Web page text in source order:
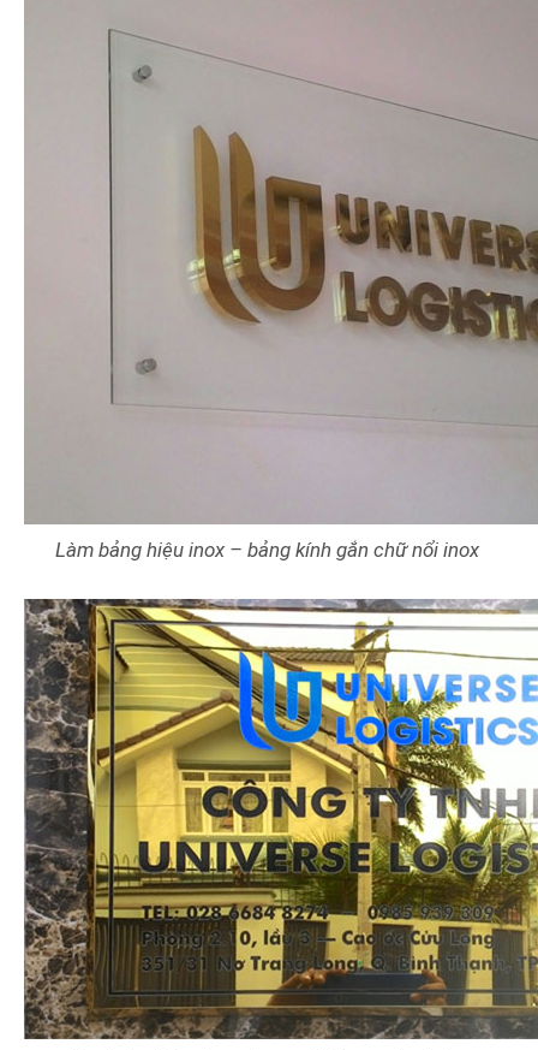
Làm bảng hiệu inox – bảng kính gắn chữ nổi inox